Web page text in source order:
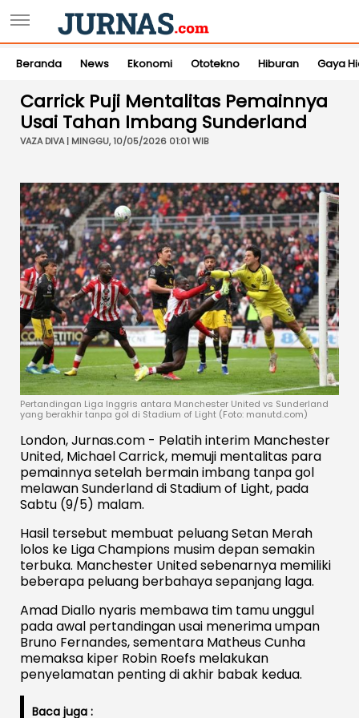
Beranda News Ekonomi Ototekno Hiburan Gaya
Carrick Puji Mentalitas Pemainnya
Usai Tahan Imbang Sunderland
VAZA DIVA | MINGGU, 10/05/2026 01:01 WIB
Pertandingan Liga Inggris antara Manchester United vs Sunderland
yang berakhir tanpa gol di Stadium of Light (Foto: manutd.com)
London, Jurnas.com - Pelatih interim Manchester
United, Michael Carrick, memuji mentalitas para
pemainnya setelah bermain imbang tanpa gol
melawan Sunderland di Stadium of Light, pada
Sabtu (9/5) malam.
Hasil tersebut membuat peluang Setan Merah
lolos ke Liga Champions musim depan semakin
terbuka. Manchester United sebenarnya memiliki
beberapa peluang berbahaya sepanjang laga.
Amad Diallo nyaris membawa tim tamu unggul
pada awal pertandingan usai menerima umpan
Bruno Fernandes, sementara Matheus Cunha
memaksa kiper Robin Roefs melakukan
penyelamatan penting di akhir babak kedua.
Baca juga :